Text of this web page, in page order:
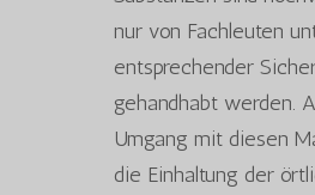
nur von Fachleuten
entsprechender
gehandhabt werden.
Umgang mit diesen
die Einhaltung der